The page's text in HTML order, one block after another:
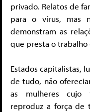
privado. Relatos de
para o vírus, mas
demonstram as
que presta o trabalho
Estados capitalistas,
de tudo, não
as mulheres cujo
reproduz a força de